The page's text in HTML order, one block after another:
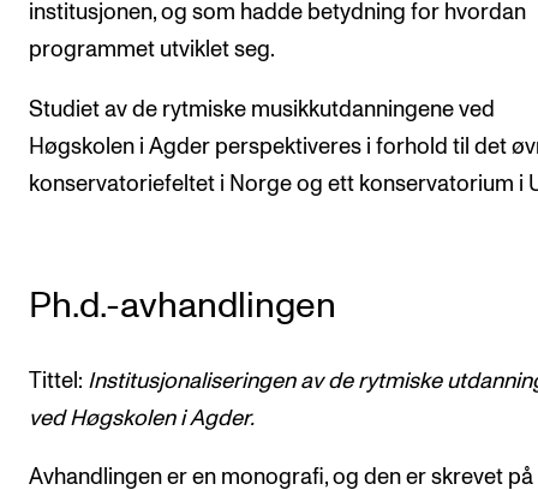
institusjonen, og som hadde betydning for hvordan
programmet utviklet seg.
Studiet av de rytmiske musikkutdanningene ved
Høgskolen i Agder perspektiveres i forhold til det
konservatoriefeltet i Norge og ett konservatorium i
Ph.d.-avhandlingen
Tittel: Institusjonaliseringen av de rytmiske
ved Høgskolen i Agder.
Avhandlingen er en monografi, og den er skrevet på